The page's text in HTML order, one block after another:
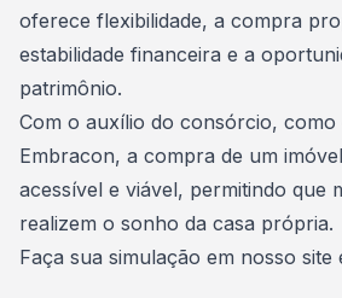
oferece flexibilidade, a compra
estabilidade financeira e a
patrimônio.
Com o auxílio do consórcio, como
Embracon, a compra de um
acessível e viável, permitindo que
realizem o sonho da casa própria.
Faça sua simulação em nosso site